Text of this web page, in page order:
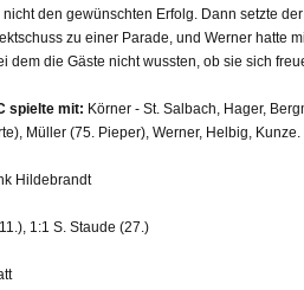
den gewünschten Erfolg. Dann setzte
zu einer Parade, und Werner hatte
dem die Gäste nicht wussten, ob sie sich
spielte mit: Körner - St. Salbach, Hager,
Müller (75. Pieper), Werner, Helbig, Kunze.
Hildebrandt
1:1 S. Staude (27.)